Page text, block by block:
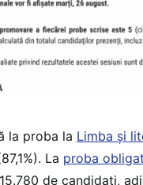
la proba la Limba și
La proba
de candidați,